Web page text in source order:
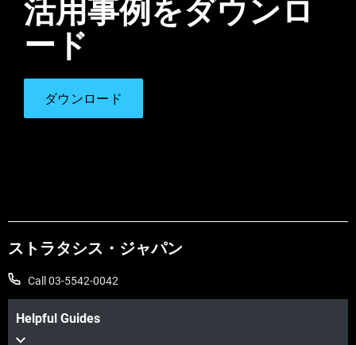
活用事例をダウンロ
ード
ダウンロード
ストラタシス・ジャパン
Call 03-5542-0042
Helpful Guides